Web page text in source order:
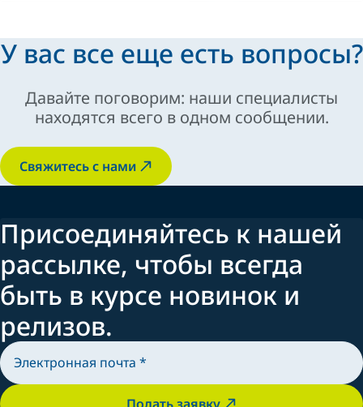
У вас все еще есть вопросы?
Давайте поговорим: наши специалисты
находятся всего в одном сообщении.
Свяжитесь с нами
Присоединяйтесь к нашей
рассылке, чтобы всегда
быть в курсе новинок и
релизов.
Подать заявку